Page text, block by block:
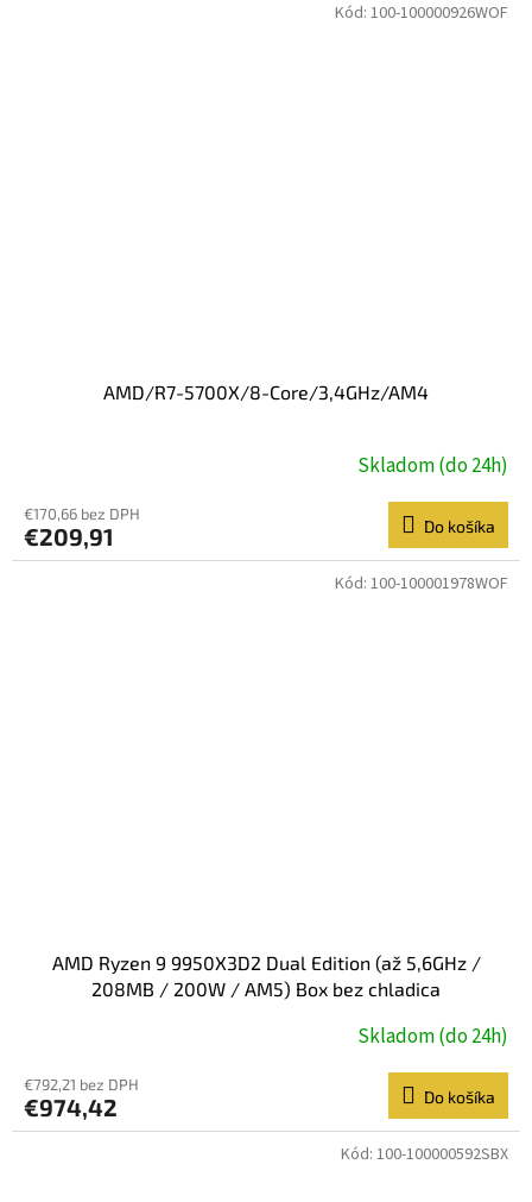
AMD/R7-5700X/8-Core/3,4GHz/AM4
Skladom (do 24h)
€170,66 bez DPH
€209,91 Do košíka
Kód: 100-100000926WOF
AMD Ryzen 9 9950X3D2 Dual Edition (až 5,6GHz /
208MB / 200W / AM5) Box bez chladica
Skladom (do 24h)
€792,21 bez DPH
€974,42 Do košíka
Kód: 100-100001978WOF
Kód: 100-100000592SBX